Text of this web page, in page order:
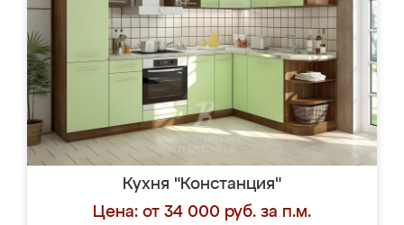
Кухня "Констанция"
Цена: от 34 000 руб. за п.м.